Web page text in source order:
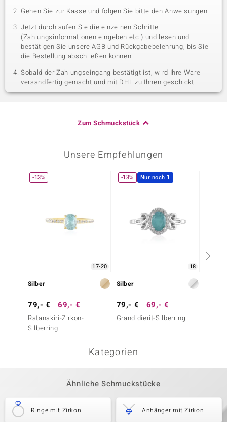
Gehen Sie zur Kasse und folgen Sie bitte den Anweisungen.
Jetzt durchlaufen Sie die einzelnen Schritte
(Zahlungsinformationen eingeben etc.) und lesen und
bestätigen Sie unsere AGB und Rückgabebelehrung, bis Sie
die Bestellung abschließen können.
Sobald der Zahlungseingang bestätigt ist, wird Ihre Ware
versandfertig gemacht und mit DHL zu Ihnen geschickt.
Zum Schmuckstück
Unsere Empfehlungen
-13%
17-20
Silber
79,- € 69,- €
Ratanakiri-Zirkon-
Silberring
-13% Nur noch 1
18
Silber
79,- € 69,- €
Grandidierit-Silberring
Kategorien
Ähnliche Schmuckstücke
Ringe mit Zirkon Anhänger mit Zirkon